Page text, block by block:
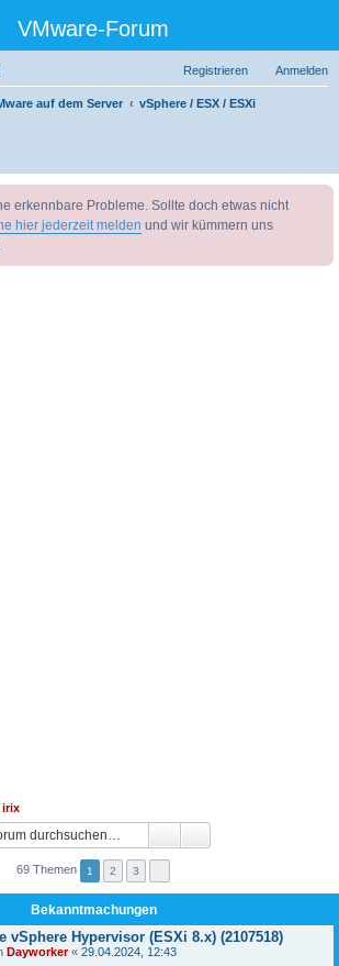
VMware-Forum
Anmelden
Registrieren
auf dem Server
vSphere / ESX / ESXi
uc
erkennbare Probleme. Sollte doch etwas nicht
hier jederzeit melden und wir kümmern uns
irix
69 Themen 1 2 3
Bekanntmachungen
vSphere Hypervisor (ESXi 8.x) (2107518)
Dayworker« 29.04.2024, 12:43